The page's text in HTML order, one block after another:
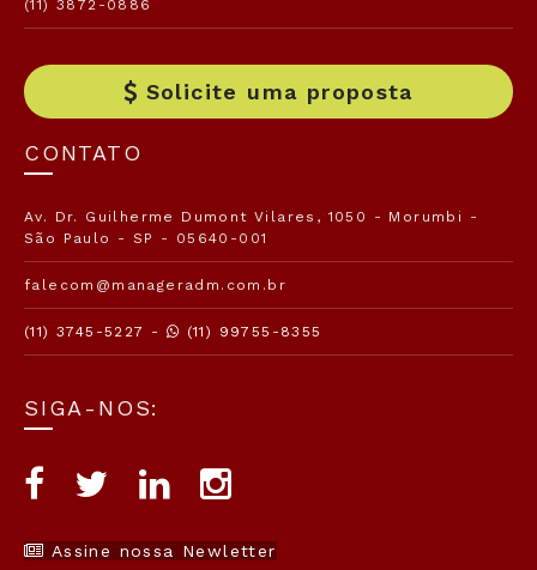
(11) 3872-0886
Solicite uma proposta
CONTATO
Av. Dr. Guilherme Dumont Vilares, 1050 - Morumbi -
São Paulo - SP - 05640-001
falecom@manageradm.com.br
(11) 3745-5227 - (11) 99755-8355
SIGA-NOS:
Assine nossa Newletter